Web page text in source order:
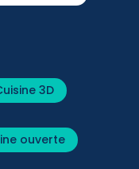
3D
ouverte